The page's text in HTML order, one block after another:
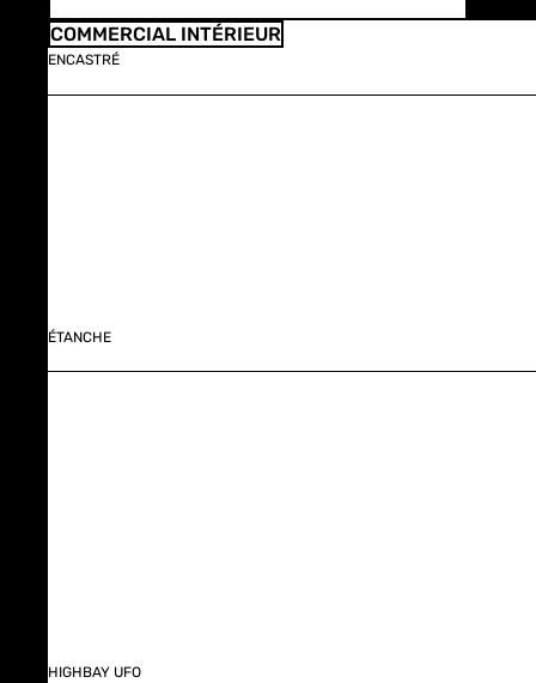
COMMERCIAL INTÉRIEUR
ENCASTRÉ
ÉTANCHE
HIGHBAY UFO